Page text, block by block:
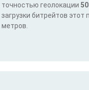
точностью геолокации
загрузки битрейтов этот
метров.